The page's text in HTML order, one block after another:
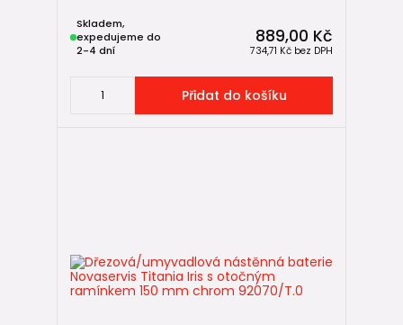
889,00 Kč
734,71 Kč bez DPH
Skladem,
expedujeme do
2-4 dní
Přidat do košíku